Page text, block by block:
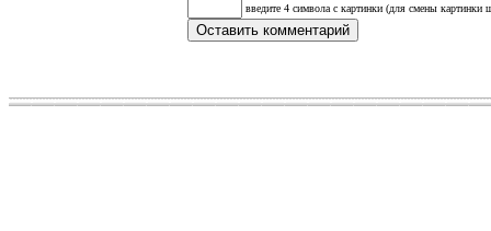
введите 4 символа с картинки (для смены картинки